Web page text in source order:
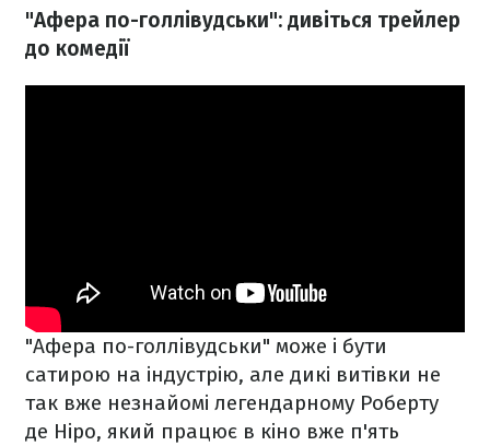
"Афера по-голлівудськи": дивіться трейлер
до комедії
"Афера по-голлівудськи" може і бути
сатирою на індустрію, але дикі витівки не
так вже незнайомі легендарному Роберту
де Ніро, який працює в кіно вже п'ять